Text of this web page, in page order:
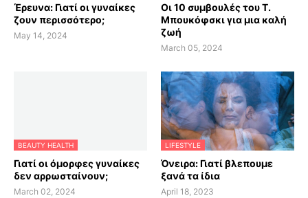
Έρευνα: Γιατί οι γυναίκες
ζουν περισσότερο;
May 14, 2024
Οι 10 συμβουλές του Τ.
Μπουκόφσκι για μια καλή
ζωή
March 05, 2024
BEAUTY HEALTH
Γιατί οι όμορφες γυναίκες
δεν αρρωσταίνουν;
March 02, 2024
LIFESTYLE
Όνειρα: Γιατί βλεπουμε
ξανά τα ίδια
April 18, 2023